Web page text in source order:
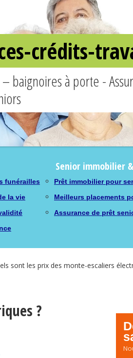
crédits-
à porte -
funérailles
la vie
Senior immobilier
Prêt immobilier pour
Meilleurs placements
Assurance de prêt
sont les prix des monte-escaliers
?